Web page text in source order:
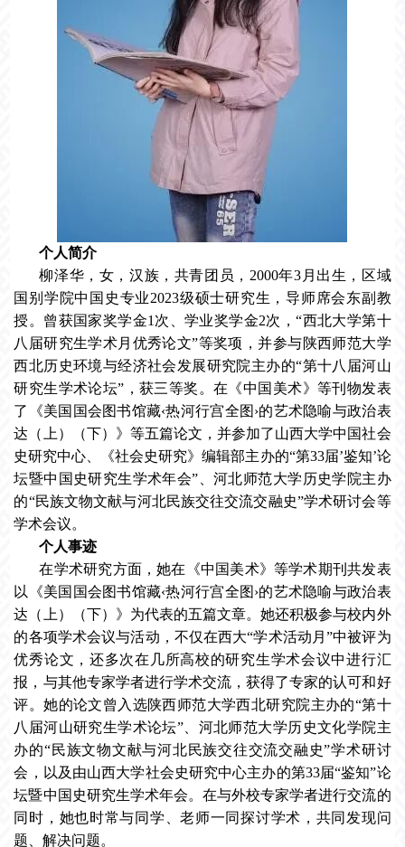
个人简介
柳泽华，女，汉族，共青团员，2000年3月出生，区域
国别学院中国史专业2023级硕士研究生，导师席会东副教
授。曾获国家奖学金1次、学业奖学金2次，“西北大学第十
八届研究生学术月优秀论文”等奖项，并参与陕西师范大学
西北历史环境与经济社会发展研究院主办的“第十八届河山
研究生学术论坛”，获三等奖。在《中国美术》等刊物发表
了《美国国会图书馆藏‹热河行宫全图›的艺术隐喻与政治表
达（上）（下）》等五篇论文，并参加了山西大学中国社会
史研究中心、《社会史研究》编辑部主办的“第33届’鉴知’论
坛暨中国史研究生学术年会”、河北师范大学历史学院主办
的“民族文物文献与河北民族交往交流交融史”学术研讨会等
学术会议。
个人事迹
在学术研究方面，她在《中国美术》等学术期刊共发表
以《美国国会图书馆藏‹热河行宫全图›的艺术隐喻与政治表
达（上）（下）》为代表的五篇文章。她还积极参与校内外
的各项学术会议与活动，不仅在西大“学术活动月”中被评为
优秀论文，还多次在几所高校的研究生学术会议中进行汇
报，与其他专家学者进行学术交流，获得了专家的认可和好
评。她的论文曾入选陕西师范大学西北研究院主办的“第十
八届河山研究生学术论坛”、河北师范大学历史文化学院主
办的“民族文物文献与河北民族交往交流交融史”学术研讨
会，以及由山西大学社会史研究中心主办的第33届“鉴知”论
坛暨中国史研究生学术年会。在与外校专家学者进行交流的
同时，她也时常与同学、老师一同探讨学术，共同发现问
题、解决问题。